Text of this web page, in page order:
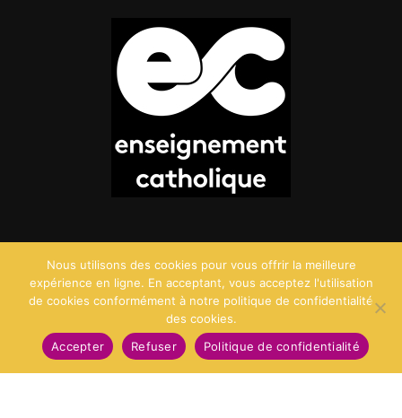
©2026 Saint Charles - Création :Agence Point Com
Mentions Légales
Politique de confidentialité
Nous utilisons des cookies pour vous offrir la meilleure
expérience en ligne. En acceptant, vous acceptez l'utilisation
de cookies conformément à notre politique de confidentialité
des cookies.
Accepter
Refuser Politique de confidentialité